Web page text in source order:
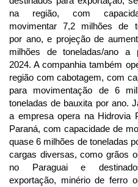
na região, com
movimentar 7,2 milhões de
por ano, e projeção de
milhões de toneladas/ano a
2024. A companhia também
região com cabotagem, com
para movimentação de 6
toneladas de bauxita por ano.
a empresa opera na Hidrovia
Paraná, com capacidade de
quase 6 milhões de toneladas
cargas diversas, como grãos
no Paraguai e
exportação, minério de ferro